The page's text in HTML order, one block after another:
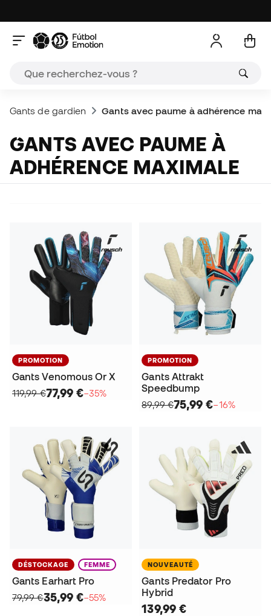
Gants de gardien Gants avec paume à adhérence
GANTS AVEC PAUME À
ADHÉRENCE MAXIMALE
PROMOTION
Gants Venomous Or X
119,99 €77,99 €−35%
PROMOTION
Gants Attrakt
Speedbump
89,99 €75,99 €−16%
DÉSTOCKAGE FEMME
Gants Earhart Pro
79,99 €35,99 €−55%
NOUVEAUTÉ
Gants Predator Pro
Hybrid
139,99 €